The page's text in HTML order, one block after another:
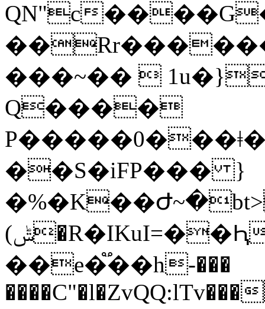
QN"c
���~�� 
Q����
��S�iFP��� }
(ݰ�R�IKuI=��Ԧ&M���i�'����3�Q\ǿ"�(��my�*�
��e�֟��h-���